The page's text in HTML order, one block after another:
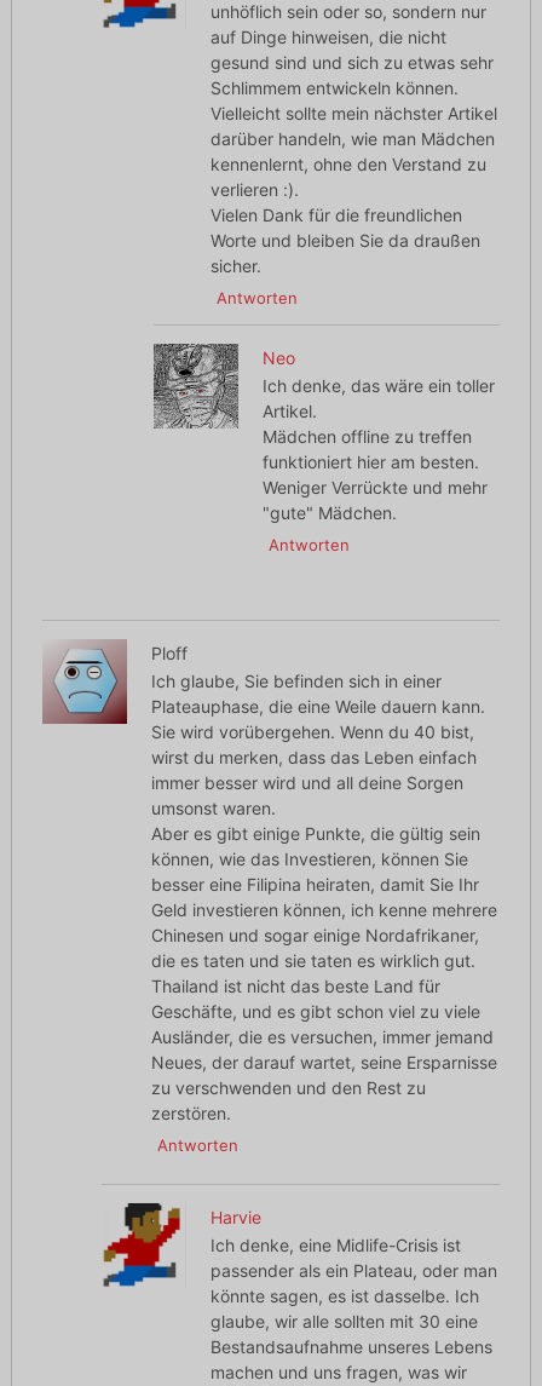
unhöflich sein oder so, sondern nur
auf Dinge hinweisen, die nicht
gesund sind und sich zu etwas sehr
Schlimmem entwickeln können.
Vielleicht sollte mein nächster Artikel
darüber handeln, wie man Mädchen
kennenlernt, ohne den Verstand zu
verlieren :).
Vielen Dank für die freundlichen
Worte und bleiben Sie da draußen
sicher.
Antworten
Neo
Ich denke, das wäre ein toller
Artikel.
Mädchen offline zu treffen
funktioniert hier am besten.
Weniger Verrückte und mehr
"gute" Mädchen.
Antworten
Ploff
Ich glaube, Sie befinden sich in einer
Plateauphase, die eine Weile dauern kann.
Sie wird vorübergehen. Wenn du 40 bist,
wirst du merken, dass das Leben einfach
immer besser wird und all deine Sorgen
umsonst waren.
Aber es gibt einige Punkte, die gültig sein
können, wie das Investieren, können Sie
besser eine Filipina heiraten, damit Sie Ihr
Geld investieren können, ich kenne mehrere
Chinesen und sogar einige Nordafrikaner,
die es taten und sie taten es wirklich gut.
Thailand ist nicht das beste Land für
Geschäfte, und es gibt schon viel zu viele
Ausländer, die es versuchen, immer jemand
Neues, der darauf wartet, seine Ersparnisse
zu verschwenden und den Rest zu
zerstören.
Antworten
Harvie
Ich denke, eine Midlife-Crisis ist
passender als ein Plateau, oder man
könnte sagen, es ist dasselbe. Ich
glaube, wir alle sollten mit 30 eine
Bestandsaufnahme unseres Lebens
machen und uns fragen, was wir